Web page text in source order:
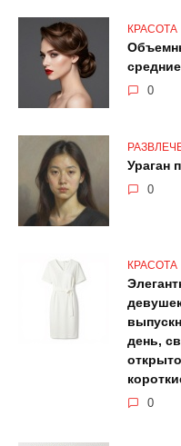
КРАСОТА
0
Ураган
0
КРАСОТА
день,
0